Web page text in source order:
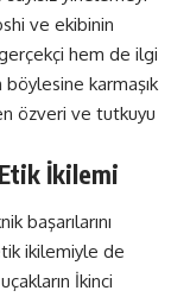
ve ekibinin
gerçekçi hem de ilgi
karmaşık
özveri ve tutkuyu
Etik İkilemi
başarılarını
ikilemiyle de
İkinci